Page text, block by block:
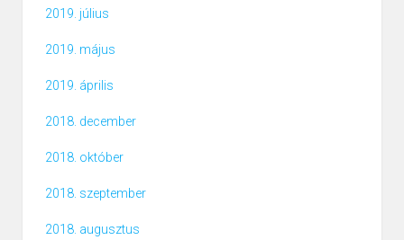
2019. július
2019. május
2019. április
2018. december
2018. október
2018. szeptember
2018. augusztus